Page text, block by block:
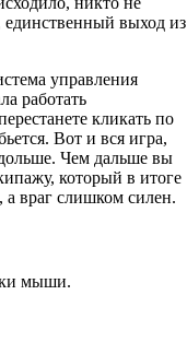
выход из
управления
работать
кликать по
Вот и вся игра,
Чем дальше вы
который в итоге
а враг слишком силен.
мыши.